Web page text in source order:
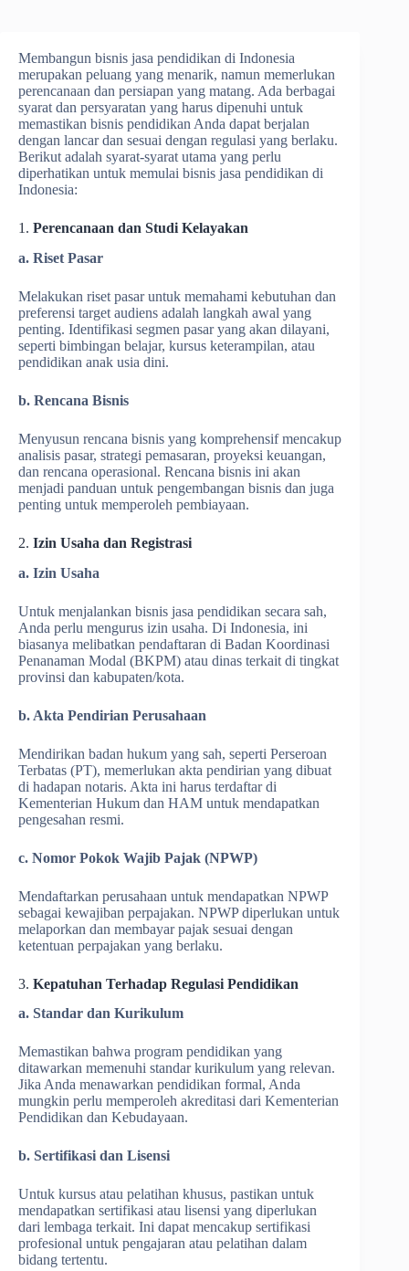
Membangun bisnis jasa pendidikan di Indonesia
merupakan peluang yang menarik, namun memerlukan
perencanaan dan persiapan yang matang. Ada berbagai
syarat dan persyaratan yang harus dipenuhi untuk
memastikan bisnis pendidikan Anda dapat berjalan
dengan lancar dan sesuai dengan regulasi yang berlaku.
Berikut adalah syarat-syarat utama yang perlu
diperhatikan untuk memulai bisnis jasa pendidikan di
Indonesia:
1. Perencanaan dan Studi Kelayakan
a. Riset Pasar
Melakukan riset pasar untuk memahami kebutuhan dan
preferensi target audiens adalah langkah awal yang
penting. Identifikasi segmen pasar yang akan dilayani,
seperti bimbingan belajar, kursus keterampilan, atau
pendidikan anak usia dini.
b. Rencana Bisnis
Menyusun rencana bisnis yang komprehensif mencakup
analisis pasar, strategi pemasaran, proyeksi keuangan,
dan rencana operasional. Rencana bisnis ini akan
menjadi panduan untuk pengembangan bisnis dan juga
penting untuk memperoleh pembiayaan.
2. Izin Usaha dan Registrasi
a. Izin Usaha
Untuk menjalankan bisnis jasa pendidikan secara sah,
Anda perlu mengurus izin usaha. Di Indonesia, ini
biasanya melibatkan pendaftaran di Badan Koordinasi
Penanaman Modal (BKPM) atau dinas terkait di tingkat
provinsi dan kabupaten/kota.
b. Akta Pendirian Perusahaan
Mendirikan badan hukum yang sah, seperti Perseroan
Terbatas (PT), memerlukan akta pendirian yang dibuat
di hadapan notaris. Akta ini harus terdaftar di
Kementerian Hukum dan HAM untuk mendapatkan
pengesahan resmi.
c. Nomor Pokok Wajib Pajak (NPWP)
Mendaftarkan perusahaan untuk mendapatkan NPWP
sebagai kewajiban perpajakan. NPWP diperlukan untuk
melaporkan dan membayar pajak sesuai dengan
ketentuan perpajakan yang berlaku.
3. Kepatuhan Terhadap Regulasi Pendidikan
a. Standar dan Kurikulum
Memastikan bahwa program pendidikan yang
ditawarkan memenuhi standar kurikulum yang relevan.
Jika Anda menawarkan pendidikan formal, Anda
mungkin perlu memperoleh akreditasi dari Kementerian
Pendidikan dan Kebudayaan.
b. Sertifikasi dan Lisensi
Untuk kursus atau pelatihan khusus, pastikan untuk
mendapatkan sertifikasi atau lisensi yang diperlukan
dari lembaga terkait. Ini dapat mencakup sertifikasi
profesional untuk pengajaran atau pelatihan dalam
bidang tertentu.